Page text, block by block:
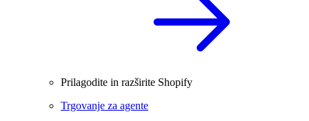
Prilagodite in razširite Shopify
Trgovanje za agente